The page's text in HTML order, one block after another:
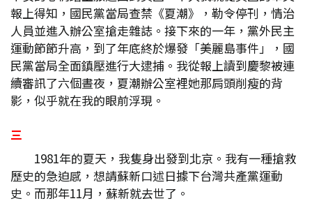
報上得知，國民黨當局查禁《夏潮》，勒令停刊，情治
人員並進入辦公室搶走雜誌。接下來的一年，黨外民主
運動節節升高，到了年底終於爆發「美麗島事件」，國
民黨當局全面鎮壓進行大逮捕。我從報上讀到慶黎被連
續審訊了六個晝夜，夏潮辦公室裡她那肩頭削瘦的背
影，似乎就在我的眼前浮現。
三
1981年的夏天，我隻身出發到北京。我有一種搶救
歷史的急迫感，想請蘇新口述日據下台灣共產黨運動
史。而那年11月，蘇新就去世了。